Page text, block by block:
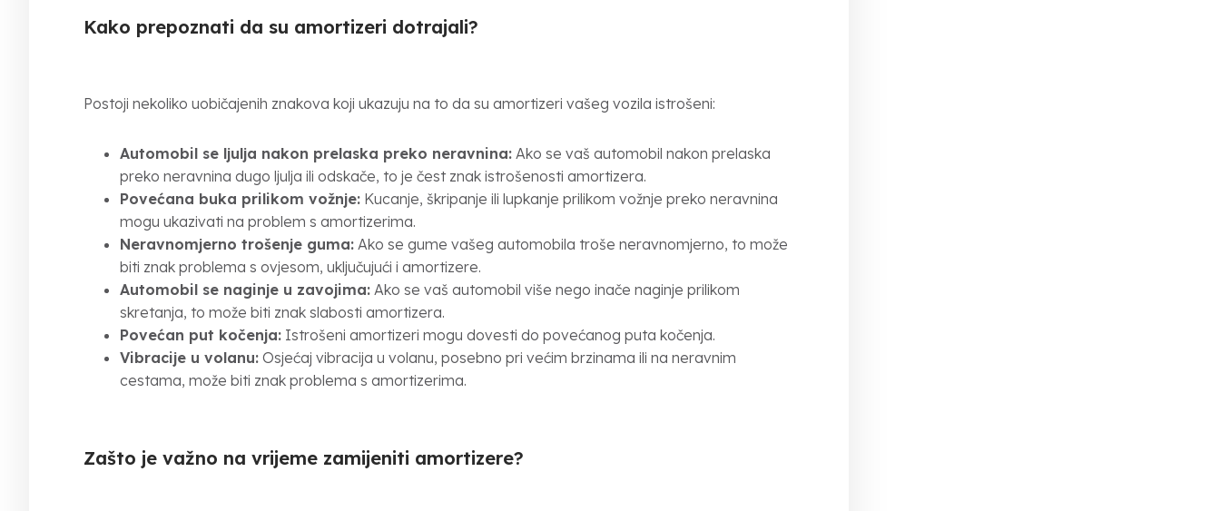
Kako prepoznati da su amortizeri dotrajali?
Postoji nekoliko uobičajenih znakova koji ukazuju na to da su amortizeri vašeg vozila istrošeni:
Automobil se ljulja nakon prelaska preko neravnina: Ako se vaš automobil nakon prelaska
preko neravnina dugo ljulja ili odskače, to je čest znak istrošenosti amortizera.
Povećana buka prilikom vožnje: Kucanje, škripanje ili lupkanje prilikom vožnje preko neravnina
mogu ukazivati na problem s amortizerima.
Neravnomjerno trošenje guma: Ako se gume vašeg automobila troše neravnomjerno, to može
biti znak problema s ovjesom, uključujući i amortizere.
Automobil se naginje u zavojima: Ako se vaš automobil više nego inače naginje prilikom
skretanja, to može biti znak slabosti amortizera.
Povećan put kočenja: Istrošeni amortizeri mogu dovesti do povećanog puta kočenja.
Vibracije u volanu: Osjećaj vibracija u volanu, posebno pri većim brzinama ili na neravnim
cestama, može biti znak problema s amortizerima.
Zašto je važno na vrijeme zamijeniti amortizere?